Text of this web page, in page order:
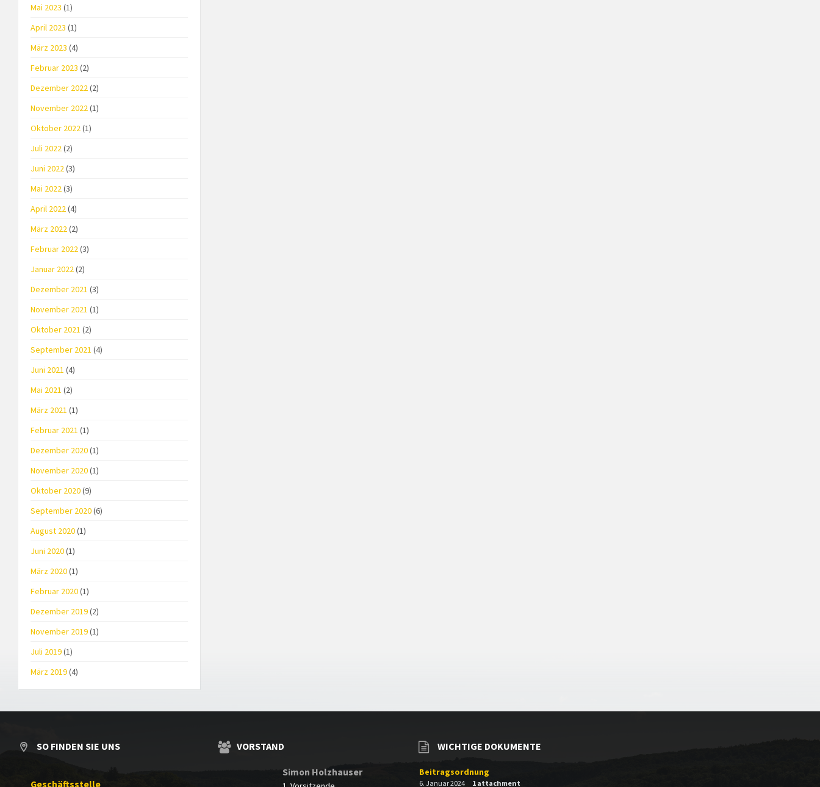
Mai 2023 (1)
April 2023 (1)
März 2023 (4)
Februar 2023 (2)
Dezember 2022(2)
November 2022(1)
Oktober 2022(1)
Juli 2022(2)
Juni 2022(3)
Mai 2022(3)
April 2022(4)
März 2022(2)
Februar 2022(3)
Januar 2022(2)
Dezember 2021 (3)
November 2021 (1)
Oktober 2021 (2)
September 2021 (4)
Juni 2021 (4)
Mai 2021 (2)
März 2021 (1)
Februar 2021 (1)
Dezember 2020(1)
November 2020(1)
Oktober 2020(9)
September 2020(6)
August 2020(1)
Juni 2020(1)
März 2020(1)
Februar 2020(1)
Dezember 2019(2)
November 2019(1)
Juli 2019(1)
März 2019(4)
SO FINDEN SIE UNS
Geschäftsstelle
VORSTAND
Simon Holzhauser
WICHTIGE DOKUMENTE
Beitragsordnung
6. Januar 2024 1 attachment